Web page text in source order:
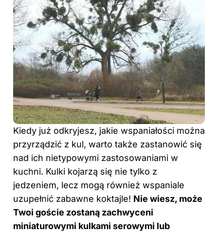
Kiedy już odkryjesz, jakie wspaniałości można
przyrządzić z kul, warto także zastanowić się
nad ich nietypowymi zastosowaniami w
kuchni. Kulki kojarzą się nie tylko z
jedzeniem, lecz mogą również wspaniale
uzupełnić zabawne koktajle! Nie wiesz, może
Twoi goście zostaną zachwyceni
miniaturowymi kulkami serowymi lub